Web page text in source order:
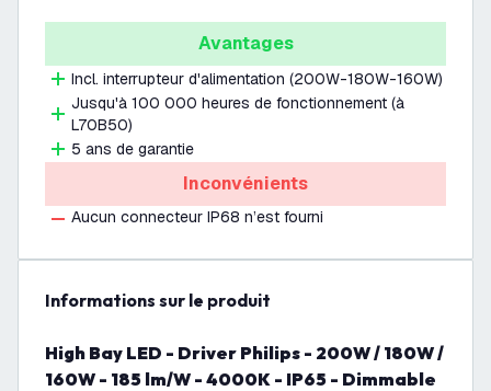
Avantages
Incl. interrupteur d'alimentation (200W-180W-160W)
Jusqu'à 100 000 heures de fonctionnement (à
L70B50)
5 ans de garantie
Inconvénients
Aucun connecteur IP68 n’est fourni
Informations sur le produit
High Bay LED - Driver Philips - 200W / 180W /
160W - 185 lm/W - 4000K - IP65 - Dimmable